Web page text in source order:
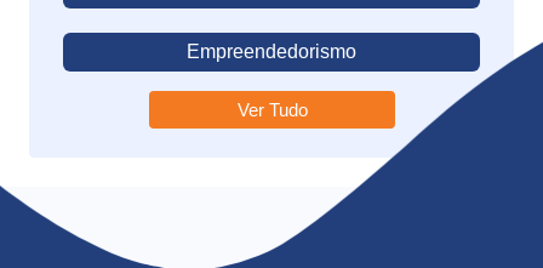
Empreendedorismo
Ver Tudo